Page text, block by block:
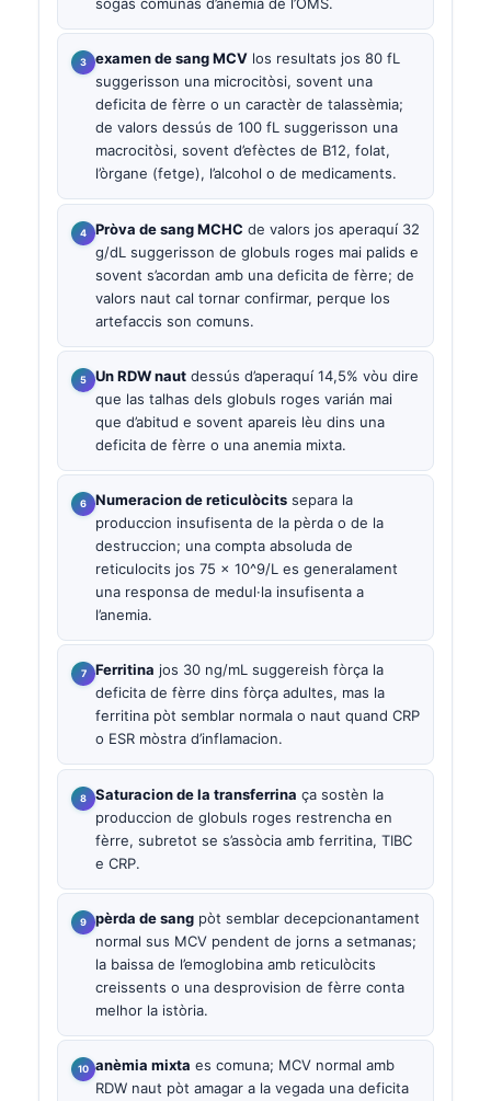
examen de sang MCV los resultats jos 80 fL
suggerisson una microcitòsi, sovent una
deficita de fèrre o un caractèr de talassèmia;
de valors dessús de 100 fL suggerisson una
macrocitòsi, sovent d’efèctes de B12, folat,
l’òrgane (fetge), l’alcohol o de medicaments.
Pròva de sang MCHC de valors jos aperaquí 32
g/dL suggerisson de globuls roges mai palids e
sovent s’acordan amb una deficita de fèrre; de
valors naut cal tornar confirmar, perque los
artefaccis son comuns.
Un RDW naut dessús d’aperaquí 14,5% vòu dire
que las talhas dels globuls roges varián mai
que d’abitud e sovent apareis lèu dins una
deficita de fèrre o una anemia mixta.
Numeracion de reticulòcits separa la
produccion insufisenta de la pèrda o de la
destruccion; una compta absoluda de
reticulocits jos 75 × 10^9/L es generalament
una responsa de medul·la insufisenta a
l’anemia.
Ferritina jos 30 ng/mL suggereish fòrça la
deficita de fèrre dins fòrça adultes, mas la
ferritina pòt semblar normala o naut quand CRP
o ESR mòstra d’inflamacion.
Saturacion de la transferrina ça sostèn la
produccion de globuls roges restrencha en
fèrre, subretot se s’assòcia amb ferritina, TIBC
e CRP.
pèrda de sang pòt semblar decepcionantament
normal sus MCV pendent de jorns a setmanas;
la baissa de l’emoglobina amb reticulòcits
creissents o una desprovision de fèrre conta
melhor la istòria.
anèmia mixta es comuna; MCV normal amb
RDW naut pòt amagar a la vegada una deficita